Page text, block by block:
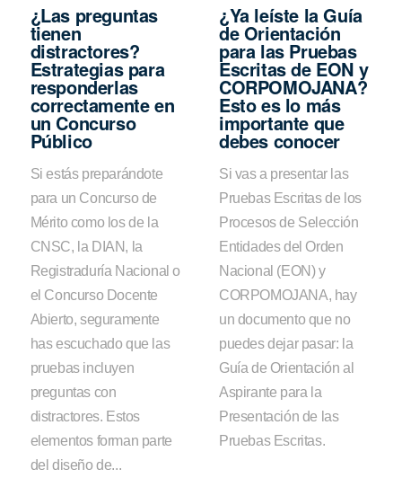
¿Las preguntas
tienen
distractores?
Estrategias para
responderlas
correctamente en
un Concurso
Público
Si estás preparándote
para un Concurso de
Mérito como los de la
CNSC, la DIAN, la
Registraduría Nacional o
el Concurso Docente
Abierto, seguramente
has escuchado que las
pruebas incluyen
preguntas con
distractores. Estos
elementos forman parte
del diseño de...
¿Ya leíste la Guía
de Orientación
para las Pruebas
Escritas de EON y
CORPOMOJANA?
Esto es lo más
importante que
debes conocer
Si vas a presentar las
Pruebas Escritas de los
Procesos de Selección
Entidades del Orden
Nacional (EON) y
CORPOMOJANA, hay
un documento que no
puedes dejar pasar: la
Guía de Orientación al
Aspirante para la
Presentación de las
Pruebas Escritas.